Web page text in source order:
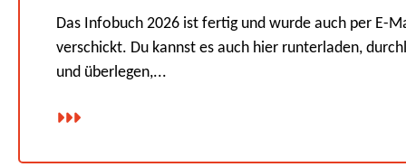
Das Infobuch 2026 ist fertig und wurde auch per E-
verschickt. Du kannst es auch hier runterladen,
und überlegen,...